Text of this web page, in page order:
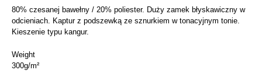
80% czesanej bawełny / 20% poliester. Duży zamek błyskawiczny w
odcieniach. Kaptur z podszewką ze sznurkiem w tonacyjnym tonie.
Kieszenie typu kangur.
Weight
300g/m²